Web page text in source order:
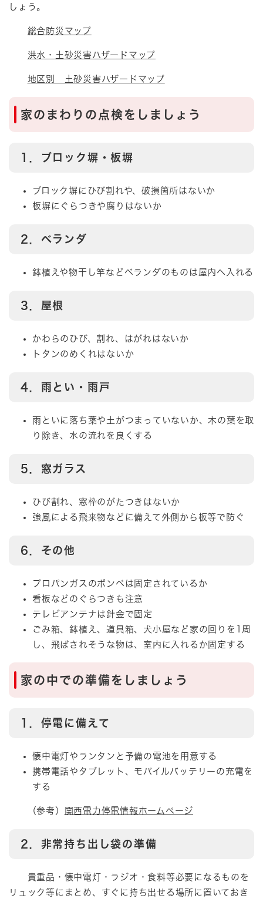
しょう。
総合防災マップ
洪水・土砂災害ハザードマップ
地区別 土砂災害ハザードマップ
家のまわりの点検をしましょう
1．ブロック塀・板塀
ブロック塀にひび割れや、破損箇所はないか
板塀にぐらつきや腐りはないか
2．ベランダ
鉢植えや物干し竿などベランダのものは屋内へ入れる
3．屋根
かわらのひび、割れ、はがれはないか
トタンのめくれはないか
4．雨とい・雨戸
雨といに落ち葉や土がつまっていないか、木の葉を取
り除き、水の流れを良くする
5．窓ガラス
ひび割れ、窓枠のがたつきはないか
強風による飛来物などに備えて外側から板等で防ぐ
6．その他
プロパンガスのボンベは固定されているか
看板などのぐらつきも注意
テレビアンテナは針金で固定
ごみ箱、鉢植え、道具箱、犬小屋など家の回りを1周
し、飛ばされそうな物は、室内に入れるか固定する
家の中での準備をしましょう
1．停電に備えて
懐中電灯やランタンと予備の電池を用意する
携帯電話やタブレット、モバイルバッテリーの充電を
する
（参考） 関西電力停電情報ホームページ
2．非常持ち出し袋の準備
貴重品・懐中電灯・ラジオ・食料等必要になるものを
リュック等にまとめ、すぐに持ち出せる場所に置いておき